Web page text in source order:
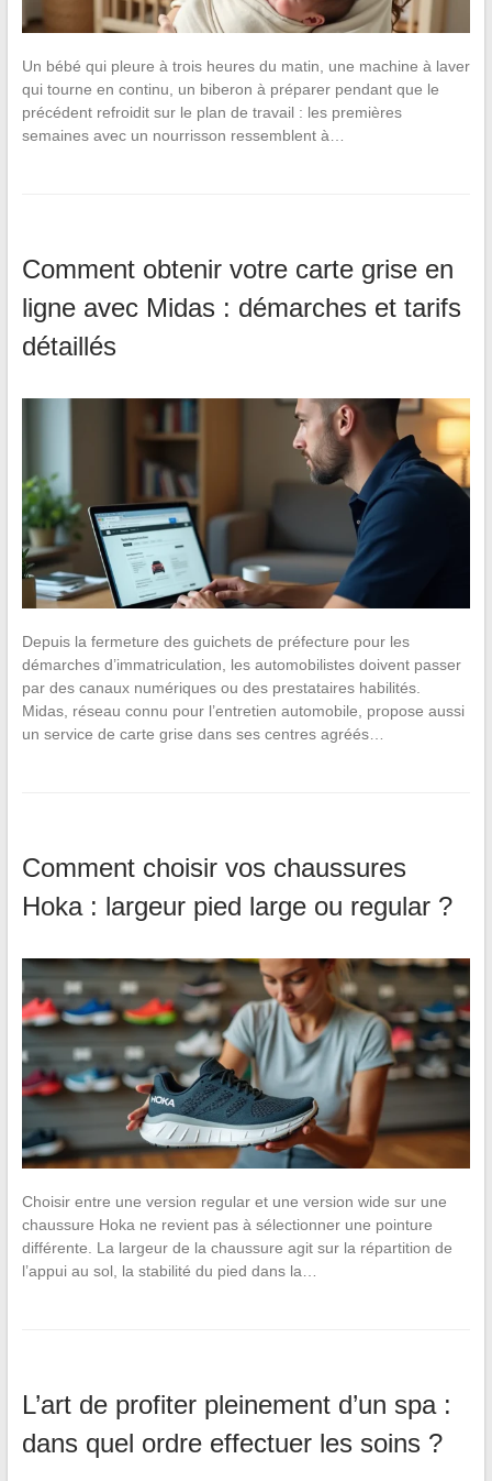
Un bébé qui pleure à trois heures du matin, une machine à laver
qui tourne en continu, un biberon à préparer pendant que le
précédent refroidit sur le plan de travail : les premières
semaines avec un nourrisson ressemblent à…
Comment obtenir votre carte grise en
ligne avec Midas : démarches et tarifs
détaillés
Depuis la fermeture des guichets de préfecture pour les
démarches d’immatriculation, les automobilistes doivent passer
par des canaux numériques ou des prestataires habilités.
Midas, réseau connu pour l’entretien automobile, propose aussi
un service de carte grise dans ses centres agréés…
Comment choisir vos chaussures
Hoka : largeur pied large ou regular ?
Choisir entre une version regular et une version wide sur une
chaussure Hoka ne revient pas à sélectionner une pointure
différente. La largeur de la chaussure agit sur la répartition de
l’appui au sol, la stabilité du pied dans la…
L’art de profiter pleinement d’un spa :
dans quel ordre effectuer les soins ?